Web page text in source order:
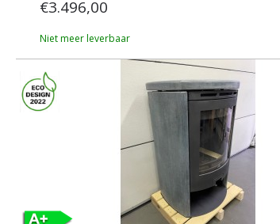
€3.496,00
Niet meer leverbaar